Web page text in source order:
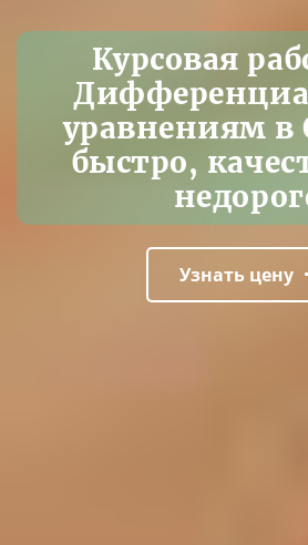
Курсовая
уравнениям в
быстро,
Узнать цену